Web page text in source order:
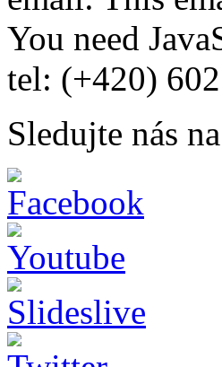
You need
tel: (+420)
Sledujte nás na